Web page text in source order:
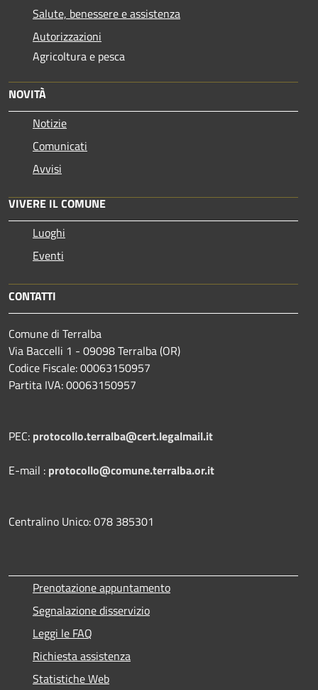
Salute, benessere e assistenza
Autorizzazioni
Agricoltura e pesca
NOVITÀ
Notizie
Comunicati
Avvisi
VIVERE IL COMUNE
Luoghi
Eventi
CONTATTI
Comune di Terralba
Via Baccelli 1 - 09098 Terralba (OR)
Codice Fiscale: 00063150957
Partita IVA: 00063150957
PEC: protocollo.terralba@cert.legalmail.it
E-mail : protocollo@comune.terralba.or.it
Centralino Unico: 078 385301
Prenotazione appuntamento
Segnalazione disservizio
Leggi le FAQ
Richiesta assistenza
Statistiche Web